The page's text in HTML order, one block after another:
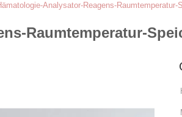
Analysator-Reagens-
Raumtemperatur-